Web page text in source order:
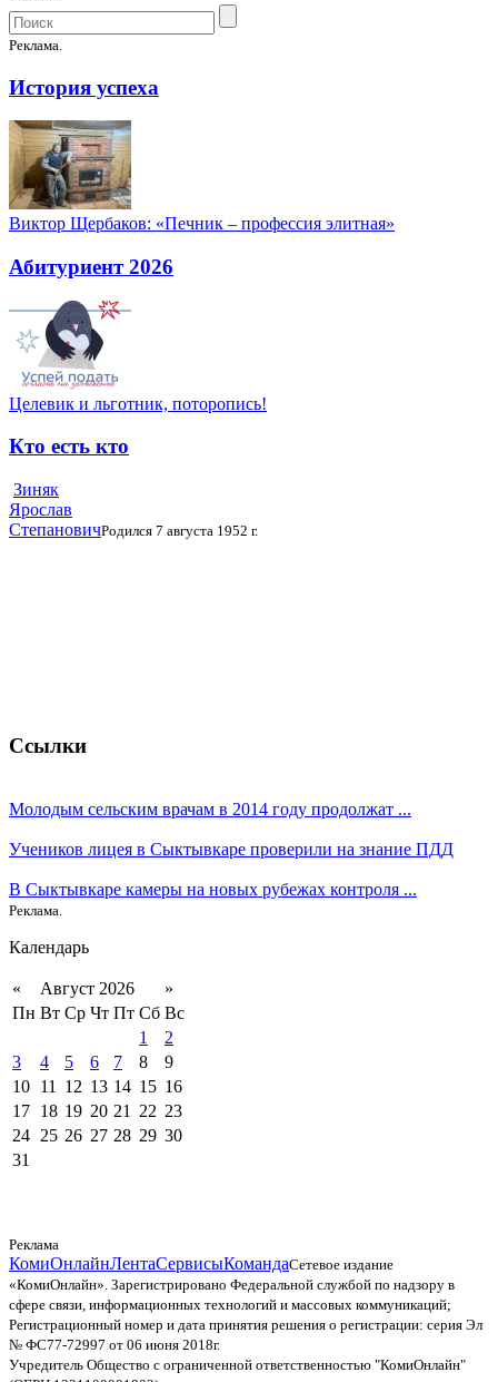
Реклама.
История успеха
Виктор Щербаков: «Печник – профессия элитная»
Абитуриент 2026
Целевик и льготник, поторопись!
Кто есть кто
Зиняк
Ярослав
СтепановичРодился 7 августа 1952 г.
Ссылки
Молодым сельским врачам в 2014 году продолжат ...
Учеников лицея в Сыктывкаре проверили на знание ПДД
В Сыктывкаре камеры на новых рубежах контроля ...
Реклама.
Календарь
« Август 2026
»
Пн Вт Ср Чт Пт Сб Вс
1
2
3
4 5 6 7 8
9
10 11 12 13 14 15 16
17 18 19 20 21 22 23
24 25 26 27 28 29 30
31
Реклама
КомиОнлайнЛентаСервисыКомандаСетевое издание
«КомиОнлайн». Зарегистрировано Федеральной службой по надзору в
сфере связи, информационных технологий и массовых коммуникаций;
Регистрационный номер и дата принятия решения о регистрации: серия Эл
№ ФС77-72997 от 06 июня 2018г.
Учредитель Общество с ограниченной ответственностью "КомиОнлайн"